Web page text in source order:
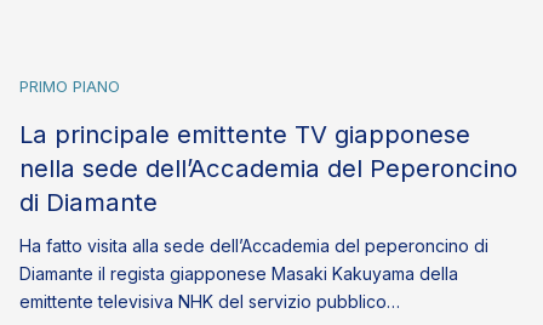
PRIMO PIANO
La principale emittente TV giapponese
nella sede dell’Accademia del Peperoncino
di Diamante
Ha fatto visita alla sede dell’Accademia del peperoncino di
Diamante il regista giapponese Masaki Kakuyama della
emittente televisiva NHK del servizio pubblico…